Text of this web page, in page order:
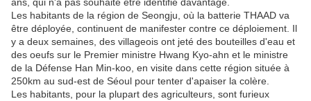
Les habitants de la région de Seongju, où la batterie THAAD va
être déployée, continuent de manifester contre ce déploiement. Il
y a deux semaines, des villageois ont jeté des bouteilles d'eau et
des oeufs sur le Premier ministre Hwang Kyo-ahn et le ministre
de la Défense Han Min-koo, en visite dans cette région située à
250km au sud-est de Séoul pour tenter d'apaiser la colère.
Les habitants, pour la plupart des agriculteurs, sont furieux